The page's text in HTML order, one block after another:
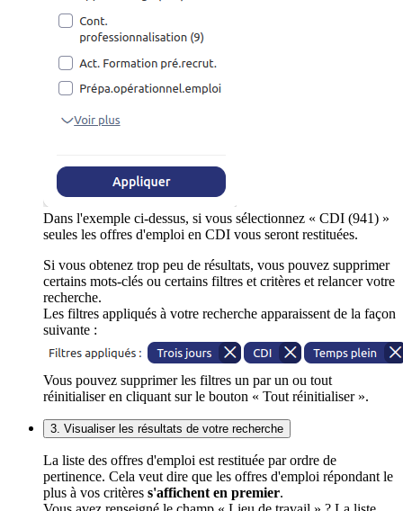
Dans l'exemple ci-dessus, si vous sélectionnez « CDI (941) »
seules les offres d'emploi en CDI vous seront restituées.
Si vous obtenez trop peu de résultats, vous pouvez supprimer
certains mots-clés ou certains filtres et critères et relancer votre
recherche.
Les filtres appliqués à votre recherche apparaissent de la façon
suivante :
Vous pouvez supprimer les filtres un par un ou tout
réinitialiser en cliquant sur le bouton « Tout réinitialiser ».
3. Visualiser les résultats de votre recherche
La liste des offres d'emploi est restituée par ordre de
pertinence. Cela veut dire que les offres d'emploi répondant le
plus à vos critères s'affichent en premier.